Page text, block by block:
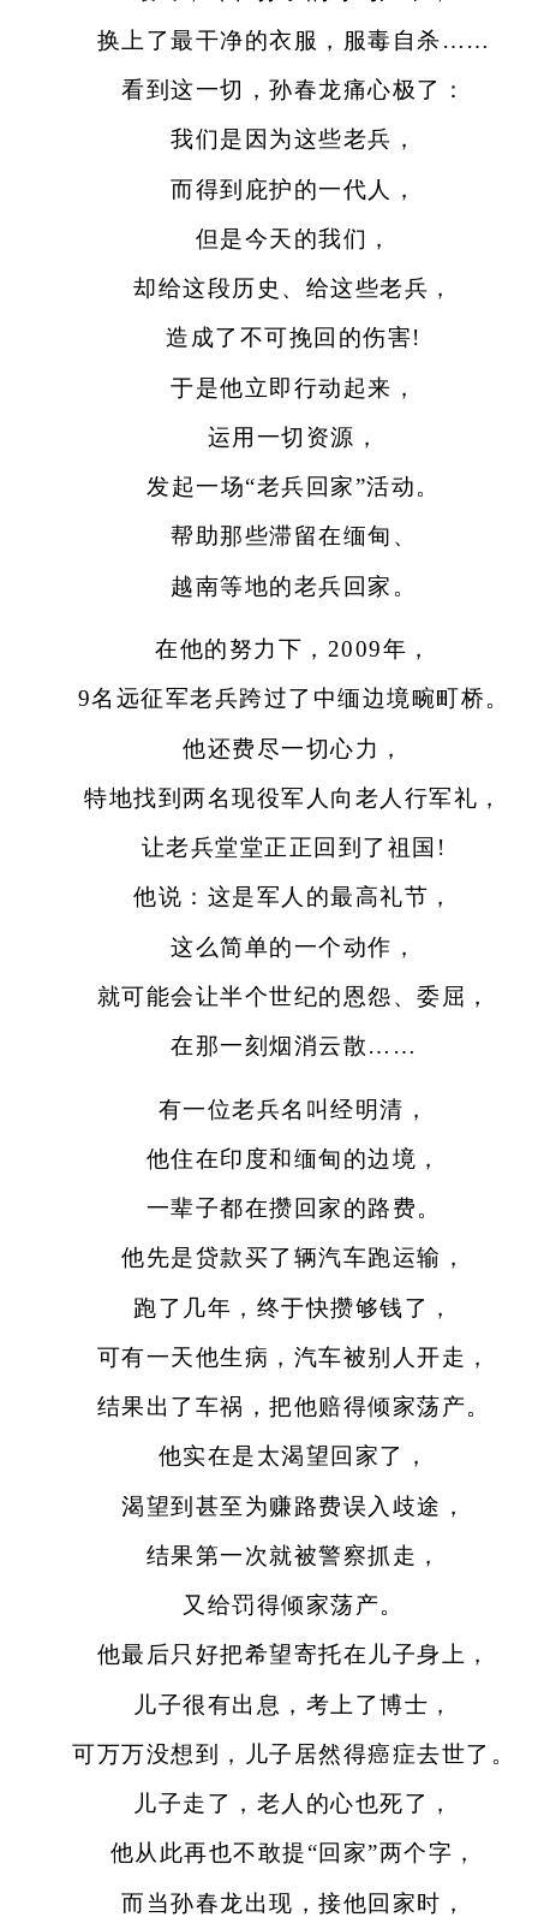
换上了最干净的衣服，服毒自杀……
看到这一切，孙春龙痛心极了：
我们是因为这些老兵，
而得到庇护的一代人，
但是今天的我们，
却给这段历史、给这些老兵，
造成了不可挽回的伤害!
于是他立即行动起来，
运用一切资源，
发起一场“老兵回家”活动。
帮助那些滞留在缅甸、
越南等地的老兵回家。
在他的努力下，2009年，
9名远征军老兵跨过了中缅边境畹町桥。
他还费尽一切心力，
特地找到两名现役军人向老人行军礼，
让老兵堂堂正正回到了祖国!
他说：这是军人的最高礼节，
这么简单的一个动作，
就可能会让半个世纪的恩怨、委屈，
在那一刻烟消云散……
有一位老兵名叫经明清，
他住在印度和缅甸的边境，
一辈子都在攒回家的路费。
他先是贷款买了辆汽车跑运输，
跑了几年，终于快攒够钱了，
可有一天他生病，汽车被别人开走，
结果出了车祸，把他赔得倾家荡产。
他实在是太渴望回家了，
渴望到甚至为赚路费误入歧途，
结果第一次就被警察抓走，
又给罚得倾家荡产。
他最后只好把希望寄托在儿子身上，
儿子很有出息，考上了博士，
可万万没想到，儿子居然得癌症去世了。
儿子走了，老人的心也死了，
他从此再也不敢提“回家”两个字，
而当孙春龙出现，接他回家时，